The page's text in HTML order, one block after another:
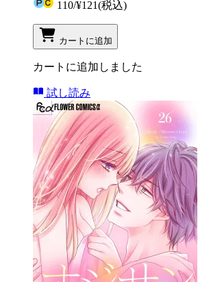
110/¥121(税込)
カートに追加
カートに追加しました
試し読み